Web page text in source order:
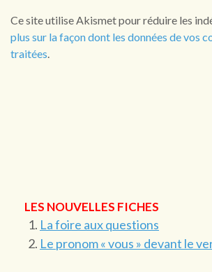
Ce site utilise Akismet pour réduire les
plus sur la façon dont les données de vos
traitées
LES NOUVELLES FICHES
La foire aux questions
Le pronom « vous » devant le